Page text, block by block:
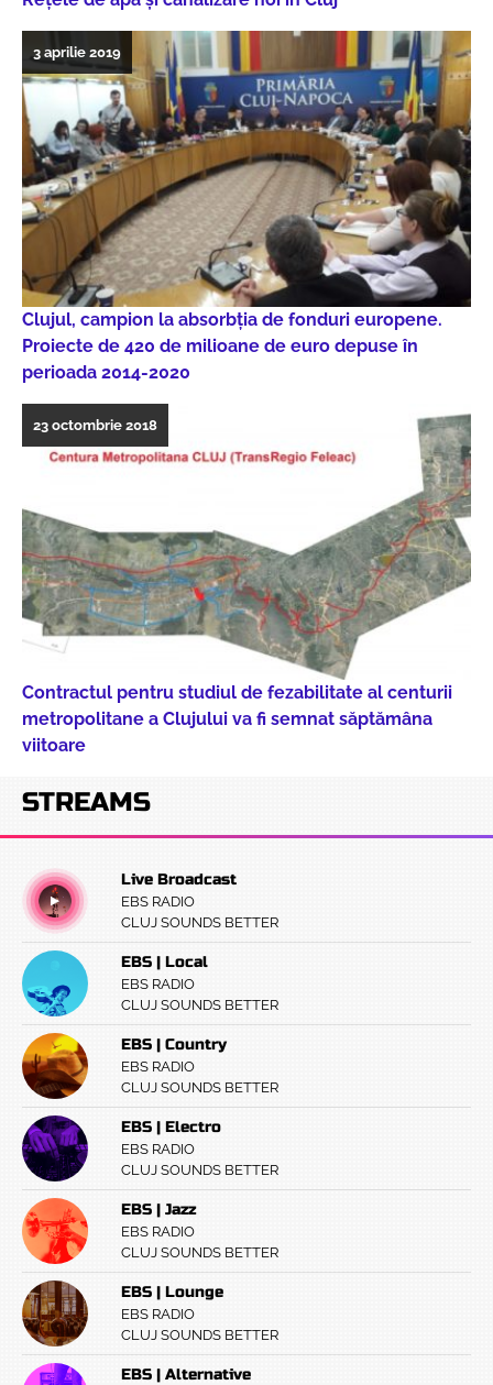
Clujul, campion la absorbția de fonduri europene.
Proiecte de 420 de milioane de euro depuse în
perioada 2014-2020
3 aprilie 2019
Contractul pentru studiul de fezabilitate al centurii
metropolitane a Clujului va fi semnat săptămâna
viitoare
23 octombrie 2018
STREAMS
Live Broadcast
EBS RADIO
CLUJ SOUNDS BETTER
EBS | Local
EBS RADIO
CLUJ SOUNDS BETTER
EBS | Country
EBS RADIO
CLUJ SOUNDS BETTER
EBS | Electro
EBS RADIO
CLUJ SOUNDS BETTER
EBS | Jazz
EBS RADIO
CLUJ SOUNDS BETTER
EBS | Lounge
EBS RADIO
CLUJ SOUNDS BETTER
EBS | Alternative